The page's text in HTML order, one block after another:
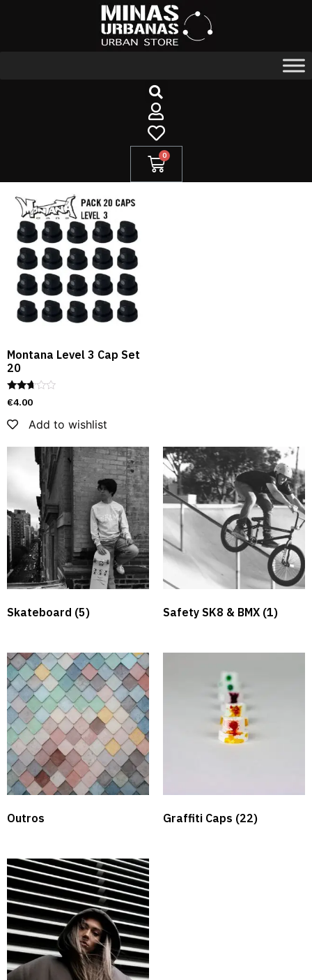
Montana Level 3 Cap Set
20
Avaliação
2.59
€4.00
Add to wishlist
Skateboard (5) Safety SK8 & BMX​ (1)
Outros Graffiti Caps​ (22)